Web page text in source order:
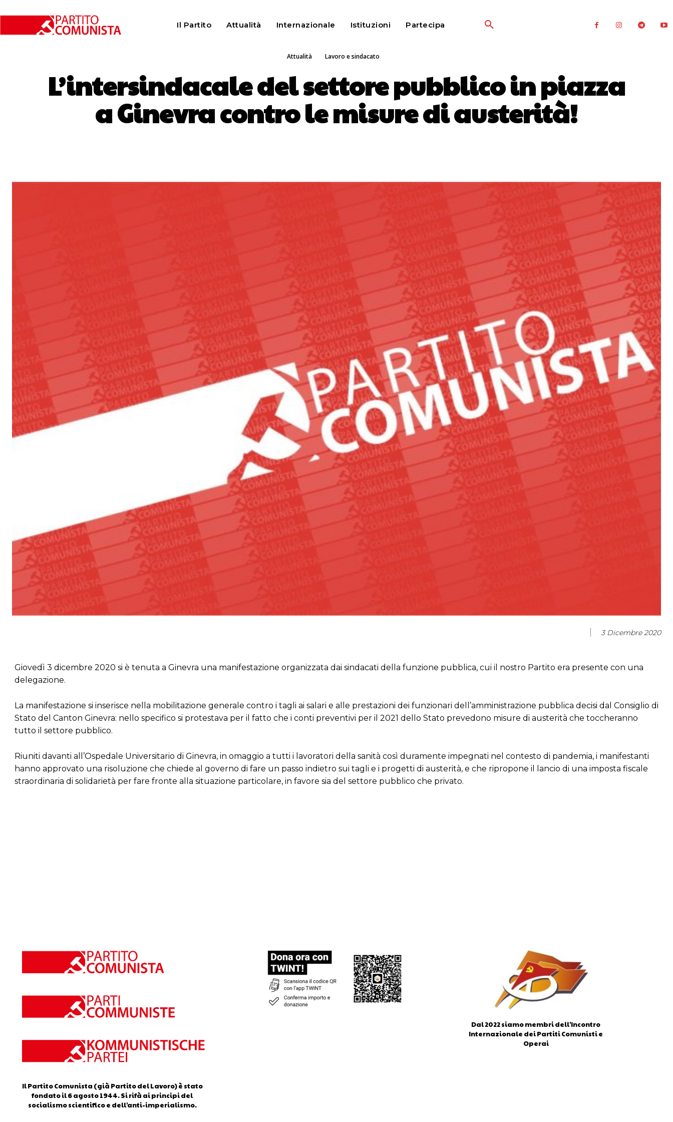
Il Partito Attualità Internazionale Istituzioni Partecipa
Attualità Lavoro e sindacato
L’intersindacale del settore pubblico in piazza
a Ginevra contro le misure di austerità!
3 Dicembre 2020
Giovedì 3 dicembre 2020 si è tenuta a Ginevra una manifestazione organizzata dai sindacati della funzione pubblica, cui il nostro Partito era presente con una
delegazione.
La manifestazione si inserisce nella mobilitazione generale contro i tagli ai salari e alle prestazioni dei funzionari dell’amministrazione pubblica decisi dal Consiglio di
Stato del Canton Ginevra: nello specifico si protestava per il fatto che i conti preventivi per il 2021 dello Stato prevedono misure di austerità che toccheranno
tutto il settore pubblico.
Riuniti davanti all’Ospedale Universitario di Ginevra, in omaggio a tutti i lavoratori della sanità così duramente impegnati nel contesto di pandemia, i manifestanti
hanno approvato una risoluzione che chiede al governo di fare un passo indietro sui tagli e i progetti di austerità, e che ripropone il lancio di una imposta fiscale
straordinaria di solidarietà per fare fronte alla situazione particolare, in favore sia del settore pubblico che privato.
Il Partito Comunista (già Partito del Lavoro) è stato
fondato il 6 agosto 1944. Si rifà ai principi del
socialismo scientifico e dell'anti-imperialismo.
Dal 2022 siamo membri dell'Incontro
Internazionale dei Partiti Comunisti e
Operai